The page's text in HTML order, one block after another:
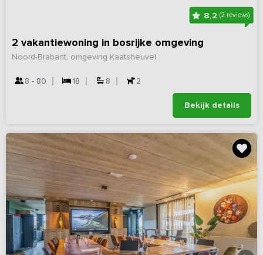
8,2(2 reviews)
2 vakantiewoning in bosrijke omgeving
Noord-Brabant, omgeving Kaatsheuvel
8 - 80 18 8 2
Bekijk details